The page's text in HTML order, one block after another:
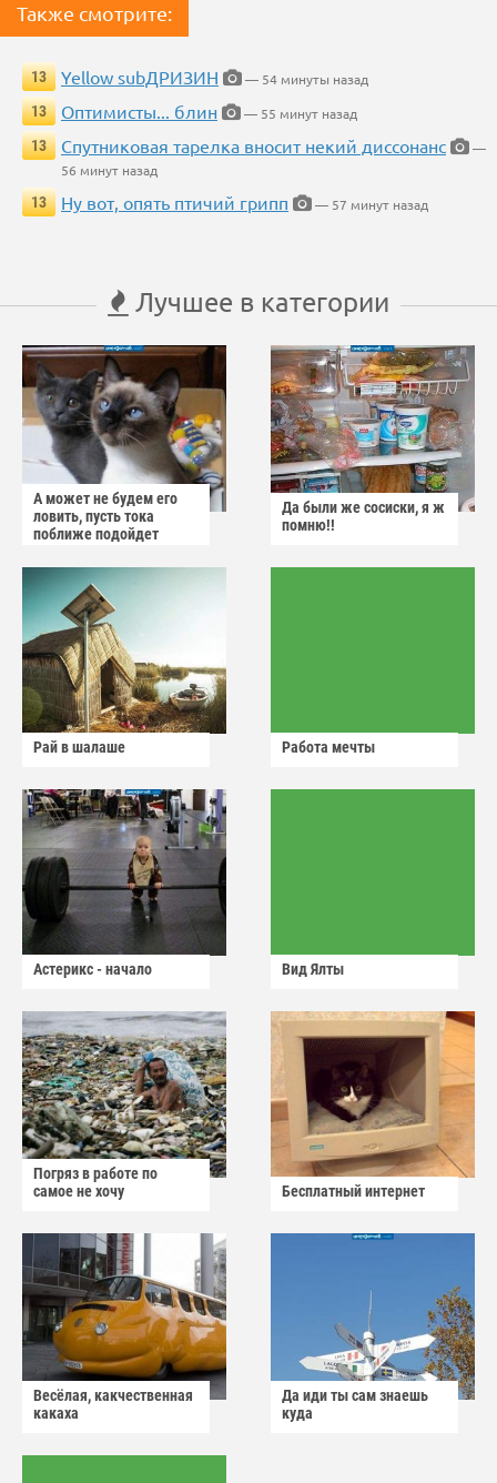
Также смотрите:
13 Yellow subДРИЗИН
— 54 минуты назад
13
Оптимисты... блин
— 55 минут назад
13
Спутниковая тарелка вносит некий диссонанс
—
56 минут назад
13
Ну вот, опять птичий грипп — 57 минут назад
Лучшее в категории
А может не будем его
ловить, пусть тока
поближе подойдет
Да были же сосиски, я ж
помню!!
Рай в шалаше Работа мечты
Астерикс - начало Вид Ялты
Погряз в работе по
самое не хочу
Бесплатный интернет
Весёлая, какчественная
какаха
Да иди ты сам знаешь
куда